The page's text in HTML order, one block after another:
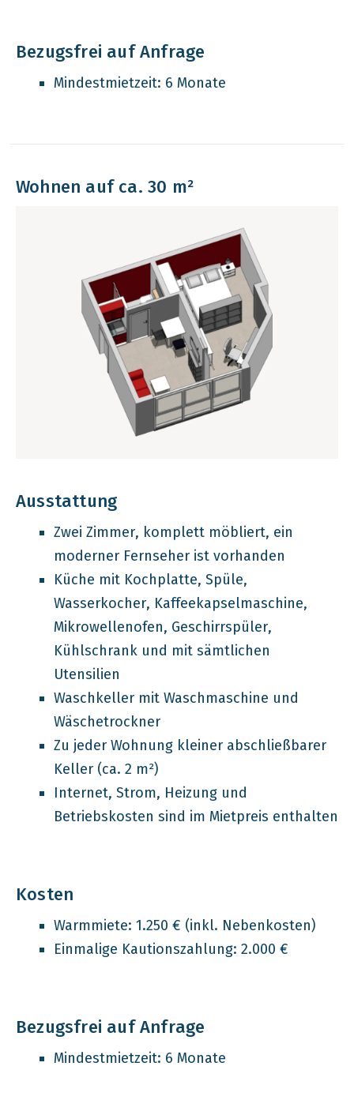
Bezugsfrei auf Anfrage
Mindestmietzeit: 6 Monate
Wohnen auf ca. 30 m²
Ausstattung
Zwei Zimmer, komplett möbliert, ein
moderner Fernseher ist vorhanden
Küche mit Kochplatte, Spüle,
Wasserkocher, Kaffeekapselmaschine,
Mikrowellenofen, Geschirrspüler,
Kühlschrank und mit sämtlichen
Utensilien
Waschkeller mit Waschmaschine und
Wäschetrockner
Zu jeder Wohnung kleiner abschließbarer
Keller (ca. 2 m²)
Internet, Strom, Heizung und
Betriebskosten sind im Mietpreis enthalten
Kosten
Warmmiete: 1.250 € (inkl. Nebenkosten)
Einmalige Kautionszahlung: 2.000 €
Bezugsfrei auf Anfrage
Mindestmietzeit: 6 Monate